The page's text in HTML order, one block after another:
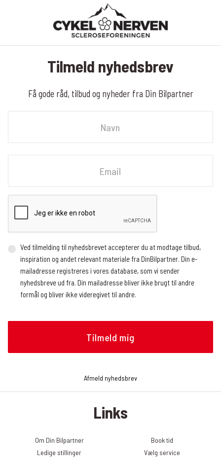
Tilmeld nyhedsbrev
Få gode råd, tilbud og nyheder fra Din Bilpartner
Ved tilmelding til nyhedsbrevet accepterer du at modtage tilbud,
inspiration og andet relevant materiale fra DinBilpartner. Din e-
mailadresse registreres i vores database, som vi sender
nyhedsbreve ud fra. Din mailadresse bliver ikke brugt til andre
formål og bliver ikke videregivet til andre.
og tidspunkt), og hvilke links der klikkes på, om det gøres fra en
mobilenhed eller en browser, og operativsystem. Vi modtager
analysere, hvilke artikler nyhedslæserne klikker sig videre til.
præsenteres i nyhedsbrevet. Du kan til enhver tid trække dit
klikke på linket ”Afmeld nyhedsbrev” nederst i det seneste
nyhedsbrev. Du kan læse mere om, hvordan DinBilpartner
Afmeld nyhedsbrev
Links
Om Din Bilpartner
Book tid
Ledige stillinger
Vælg service